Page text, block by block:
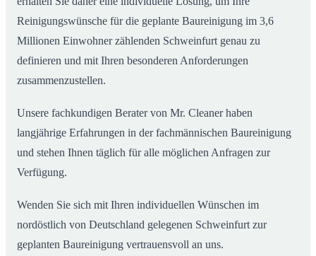
Reinigungswünsche für die geplante Baureinigung im 3,6
Millionen Einwohner zählenden Schweinfurt genau zu
definieren und mit Ihren besonderen Anforderungen
zusammenzustellen.
Unsere fachkundigen Berater von Mr. Cleaner haben
langjährige Erfahrungen in der fachmännischen Baureinigung
und stehen Ihnen täglich für alle möglichen Anfragen zur
Verfügung.
Wenden Sie sich mit Ihren individuellen Wünschen im
nordöstlich von Deutschland gelegenen Schweinfurt zur
geplanten Baureinigung vertrauensvoll an uns.